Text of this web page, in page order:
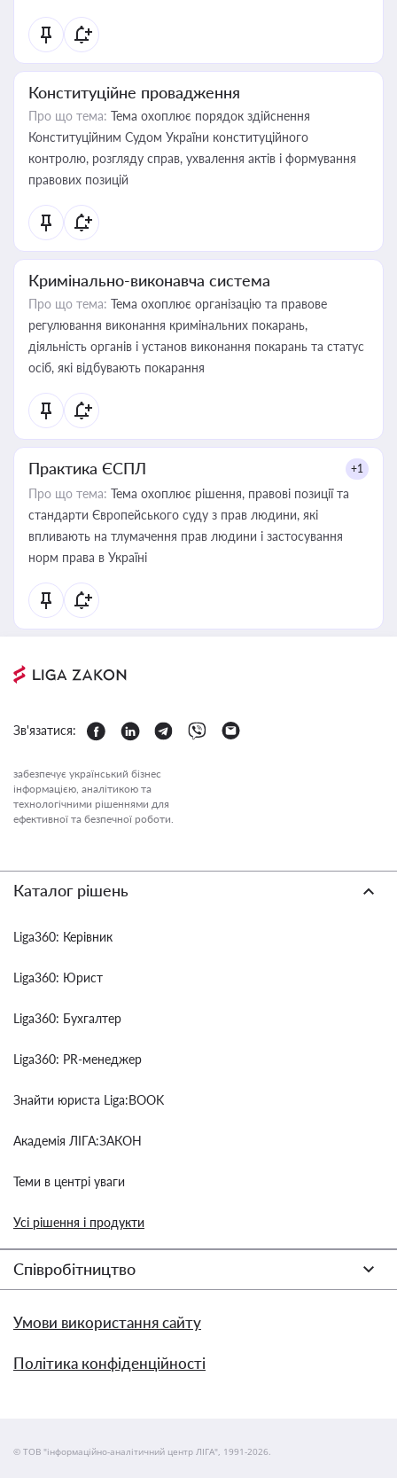
Конституційне провадження
Про що тема: Тема охоплює порядок здійснення
Конституційним Судом України конституційного
контролю, розгляду справ, ухвалення актів і формування
правових позицій
Кримінально-виконавча система
Про що тема: Тема охоплює організацію та правове
регулювання виконання кримінальних покарань,
діяльність органів і установ виконання покарань та статус
осіб, які відбувають покарання
Практика ЄСПЛ +1
Про що тема: Тема охоплює рішення, правові позиції та
стандарти Європейського суду з прав людини, які
впливають на тлумачення прав людини і застосування
норм права в Україні
Зв'язатися:
забезпечує український бізнес
інформацією, аналітикою та
технологічними рішеннями для
ефективної та безпечної роботи.
Каталог рішень
Liga360: Керівник
Liga360: Юрист
Liga360: Бухгалтер
Liga360: PR-менеджер
Знайти юриста Liga:BOOK
Академія ЛІГА:ЗАКОН
Теми в центрі уваги
Усі рішення і продукти
Співробітництво
Умови використання сайту
Політика конфіденційності
© ТОВ "інформаційно-аналітичний центр ЛІГА", 1991-2026.